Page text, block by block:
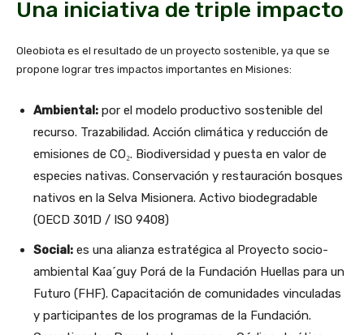
Una iniciativa de triple impacto
Oleobiota es el resultado de un proyecto sostenible, ya que se
propone lograr tres impactos importantes en Misiones:
Ambiental: por el modelo productivo sostenible del
recurso. Trazabilidad. Acción climática y reducción de
emisiones de CO₂. Biodiversidad y puesta en valor de
especies nativas. Conservación y restauración bosques
nativos en la Selva Misionera. Activo biodegradable
(OECD 301D / ISO 9408)
Social: es una alianza estratégica al Proyecto socio-
ambiental Kaa´guy Porá de la Fundación Huellas para un
Futuro (FHF). Capacitación de comunidades vinculadas
y participantes de los programas de la Fundación.